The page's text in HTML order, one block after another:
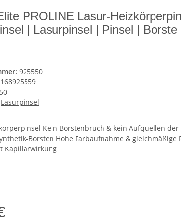
PROLINE Lasur-
| Lasurpinsel | Pinsel | Borste
925550
Lasurpinsel
Kein Borstenbruch & kein Aufquellen der
Borsten Hohe Farbaufnahme & gleichmäßige
Kapillarwirkung